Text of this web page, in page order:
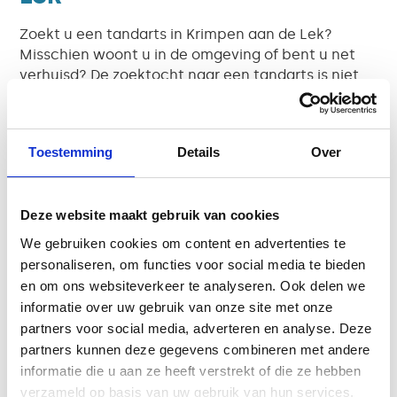
Toestemming Details Over
Deze website maakt gebruik van cookies
We gebruiken cookies om content en advertenties te
personaliseren, om functies voor social media te bieden
en om ons websiteverkeer te analyseren. Ook delen we
informatie over uw gebruik van onze site met onze
partners voor social media, adverteren en analyse. Deze
partners kunnen deze gegevens combineren met andere
informatie die u aan ze heeft verstrekt of die ze hebben
verzameld op basis van uw gebruik van hun services.
Zoekt u een tandarts in Krimpen aan de Lek?
Misschien woont u in de omgeving of bent u net
verhuisd? De zoektocht naar een tandarts is niet
bent u van
Bij ons vindt u een team van ervaren tandartsen,
implantologen, mondhygiënisten en assistenten
en kracht van uw gebit. Of u nu een inschrijving
wilt doen of direct een afspraak wilt maken voor
spoed, wij staan voor u klaar.
Tandheelkundige
oplossingen op maat voor
het hele gezin